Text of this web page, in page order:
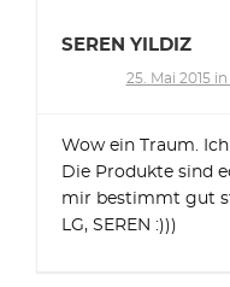
SEREN YILDIZ
25. Mai 2015
Wow ein Traum.
Die Produkte sind
mir bestimmt gut
LG, SEREN :)))